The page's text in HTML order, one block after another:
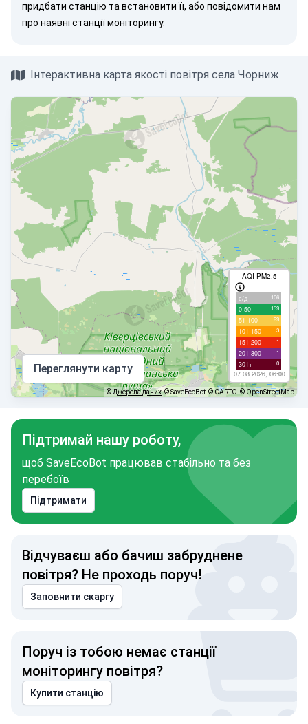
придбати станцію та встановити її, або повідомити нам
про наявні станції моніторингу.
Інтерактивна карта якості повітря села Чорниж
AQI PM2.5
с/д 106
0-50 139
51-100 99
101-150 3
151-200 1
201-300 1
301+ 0
07.08.2026, 06:00
Переглянути карту
©Джерела даних © SaveEcoBot © CARTO © OpenStreetMap
Підтримай нашу роботу,
щоб SaveEcoBot працював стабільно та без
перебоїв
Підтримати
Відчуваєш або бачиш забруднене
повітря? Не проходь поруч!
Заповнити скаргу
Поруч із тобою немає станції
моніторингу повітря?
Купити станцію